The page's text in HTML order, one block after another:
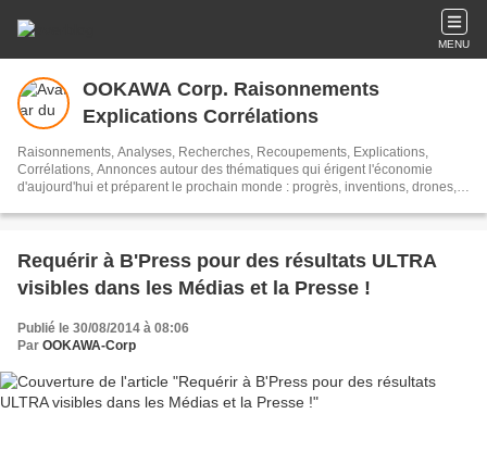
MENU
OOKAWA Corp. Raisonnements
Explications Corrélations
Raisonnements, Analyses, Recherches, Recoupements, Explications,
Corrélations, Annonces autour des thématiques qui érigent l'économie
d'aujourd'hui et préparent le prochain monde : progrès, inventions, drones,
santé, intelligence artificielle, cybersécurité, communication, video, image,
l'information et de la communication) ... Voici les yeux d'OOKAWA Corp. pour
MIEUX LIRE et MIEUX COMPRENDRE
Requérir à B'Press pour des résultats ULTRA
visibles dans les Médias et la Presse !
Publié le 30/08/2014 à 08:06
Par OOKAWA-Corp